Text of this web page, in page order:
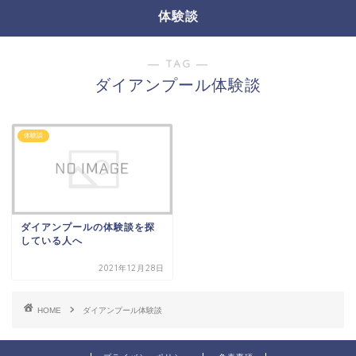
体験談
― TAG ―
ダイアンプール体験談
体験談
ダイアンプールの体験談を探
している人へ
2021年12月28日
HOME ダイアンプール体験談